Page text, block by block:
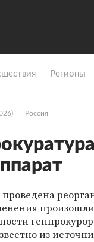
Регионы
Россия
произошли
из